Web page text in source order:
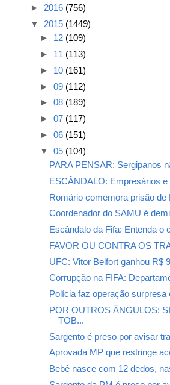
► 2016 (756)
▼ 2015 (1449)
► 12 (109)
► 11 (113)
► 10 (161)
► 09 (112)
► 08 (189)
► 07 (117)
► 06 (151)
▼ 05 (104)
PARA PENSAR: Sergipanos
ESCÂNDALO: Empresários
Romário comemora prisão
Coordenador do SAMU é
Escândalo da Fifa: Entenda o
FAVOR OU CONTRA OS
UFC: Vitor Belfort ganhou R$
Corrupção na FIFA:
Polícia faz operação surpresa
POR OUTROS ÂNGULOS:
TOB...
Sargento é preso por avisar
Aprovada MP que restringe
Bebê nasce com 12 dedos,